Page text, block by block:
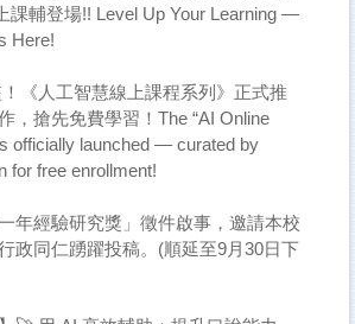
課輔登場!! Level Up Your Learning —
Here!
《人工智慧線上課程系列》正式推
，搶先免費學習！The “AI Online
officially launched — curated by
for free enrollment!
年經驗研究獎」徵件啟事，邀請本校
政同仁踴躍投稿。(順延至9月30日下